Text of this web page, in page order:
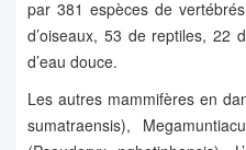
par 381 espèces de
d’oiseaux, 53 de reptiles, 22
d’eau douce.
Les autres mammifères en
sumatraensis),